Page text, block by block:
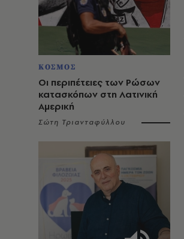
ΚΟΣΜΟΣ
Οι περιπέτειες των Ρώσων
κατασκόπων στη Λατινική
Αμερική
Σώτη Τριανταφύλλου